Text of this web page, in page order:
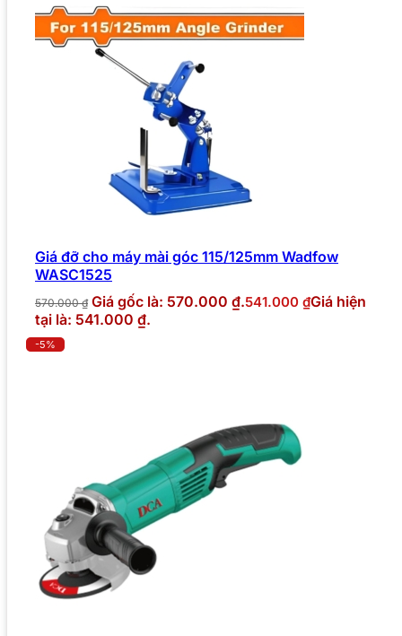
Giá đỡ cho máy mài góc 115/125mm Wadfow
WASC1525
570.000₫ Giá gốc là: 570.000 ₫.541.000 ₫Giá hiện
tại là: 541.000 ₫.
-5%